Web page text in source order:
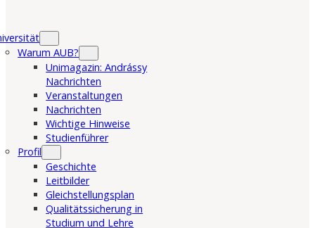
Warum AUB?
Unimagazin: Andrássy
Nachrichten
Veranstaltungen
Nachrichten
Wichtige Hinweise
Studienführer
Profil
Geschichte
Leitbilder
Gleichstellungsplan
Qualitätssicherung in
Studium und Lehre